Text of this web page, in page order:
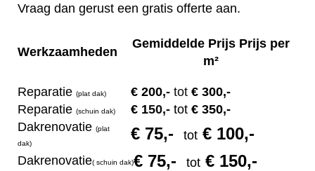
Vraag dan gerust een gratis offerte aan.
Werkzaamheden
Gemiddelde Prijs Prijs per
m²
Reparatie (plat dak) € 200,- tot € 300,-
Reparatie (schuin dak) € 150,- tot € 350,-
Dakrenovatie (plat
dak)
€ 75,- tot € 100,-
Dakrenovatie( schuin dak)€ 75,- tot € 150,-